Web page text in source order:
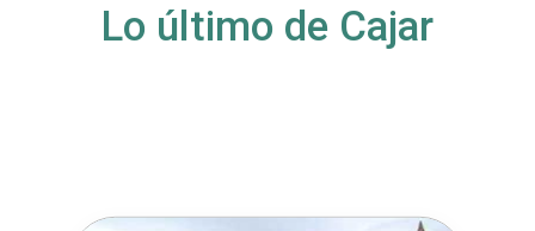
Lo último de Cajar